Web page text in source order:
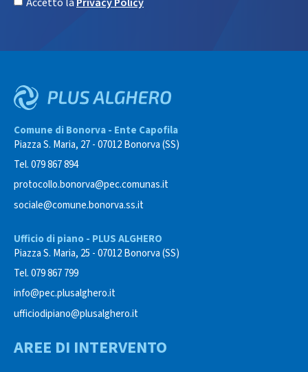
Comune di Bonorva - Ente Capofila
Piazza S. Maria, 27 - 07012 Bonorva (SS)
Tel. 079 867 894
protocollo.bonorva@pec.comunas.it
sociale@comune.bonorva.ss.it
Ufficio di piano - PLUS ALGHERO
Piazza S. Maria, 25 - 07012 Bonorva (SS)
Tel. 079 867 799
info@pec.plusalghero.it
ufficiodipiano@plusalghero.it
AREE DI INTERVENTO